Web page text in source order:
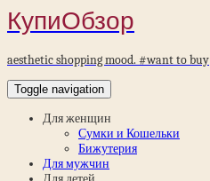
КупиОбзор
aesthetic shopping mood. #want to buy
Toggle navigation
Для женщин
Сумки и Кошельки
Бижутерия
Для мужчин